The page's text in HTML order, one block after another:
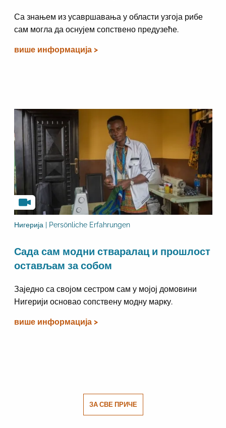
Са знањем из усавршавања у области узгоја рибе
сам могла да оснујем сопствено предузеће.
више информација >
Нигерија | Persönliche Erfahrungen
Сада сам модни стваралац и прошлост
остављам за собом
Заједно са својом сестром сам у мојој домовини
Нигерији основао сопствену модну марку.
више информација >
ЗА СВЕ ПРИЧЕ